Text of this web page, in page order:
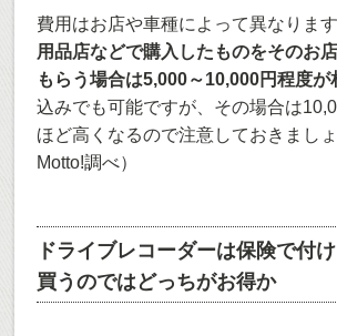
費用はお店や車種によって異なります
用品店などで購入したものをそのお
もらう場合は5,000～10,000円程度が
込みでも可能ですが、その場合は
ほど高くなるので注意しておきまし
Motto!調べ）
ドライブレコーダーは保険で付
買うのではどっちがお得か